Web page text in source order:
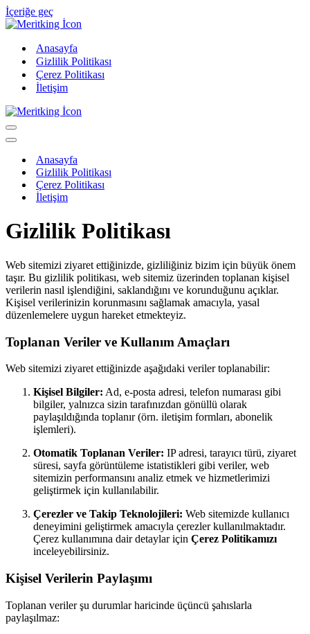
İçeriğe geç
Anasayfa
Gizlilik Politikası
Çerez Politikası
İletişim
Dolaşım
menüsü
Dolaşım
menüsüAnasayfa
Gizlilik Politikası
Çerez Politikası
İletişim
Gizlilik Politikası
Web sitemizi ziyaret ettiğinizde, gizliliğiniz bizim için büyük önem
taşır. Bu gizlilik politikası, web sitemiz üzerinden toplanan kişisel
verilerin nasıl işlendiğini, saklandığını ve korunduğunu açıklar.
Kişisel verilerinizin korunmasını sağlamak amacıyla, yasal
düzenlemelere uygun hareket etmekteyiz.
Toplanan Veriler ve Kullanım Amaçları
Web sitemizi ziyaret ettiğinizde aşağıdaki veriler toplanabilir:
Kişisel Bilgiler: Ad, e-posta adresi, telefon numarası gibi
bilgiler, yalnızca sizin tarafınızdan gönüllü olarak
paylaşıldığında toplanır (örn. iletişim formları, abonelik
işlemleri).
Otomatik Toplanan Veriler: IP adresi, tarayıcı türü, ziyaret
süresi, sayfa görüntüleme istatistikleri gibi veriler, web
sitemizin performansını analiz etmek ve hizmetlerimizi
geliştirmek için kullanılabilir.
Çerezler ve Takip Teknolojileri: Web sitemizde kullanıcı
deneyimini geliştirmek amacıyla çerezler kullanılmaktadır.
Çerez kullanımına dair detaylar için Çerez Politikamızı
inceleyebilirsiniz.
Kişisel Verilerin Paylaşımı
Toplanan veriler şu durumlar haricinde üçüncü şahıslarla
paylaşılmaz: